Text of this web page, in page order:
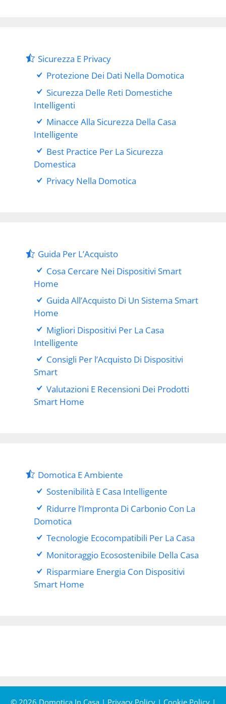
Sicurezza E Privacy
Protezione Dei Dati Nella Domotica
Sicurezza Delle Reti Domestiche
Intelligenti
Minacce Alla Sicurezza Della Casa
Intelligente
Best Practice Per La Sicurezza
Domestica
Privacy Nella Domotica
Guida Per L’Acquisto
Cosa Cercare Nei Dispositivi Smart
Home
Guida All’Acquisto Di Un Sistema Smart
Home
Migliori Dispositivi Per La Casa
Intelligente
Consigli Per l’Acquisto Di Dispositivi
Smart
Valutazioni E Recensioni Dei Prodotti
Smart Home
Domotica E Ambiente
Sostenibilità E Casa Intelligente
Ridurre l’Impronta Di Carbonio Con La
Domotica
Tecnologie Ecocompatibili Per La Casa
Monitoraggio Ecosostenibile Della Casa
Risparmiare Energia Con Dispositivi
Smart Home